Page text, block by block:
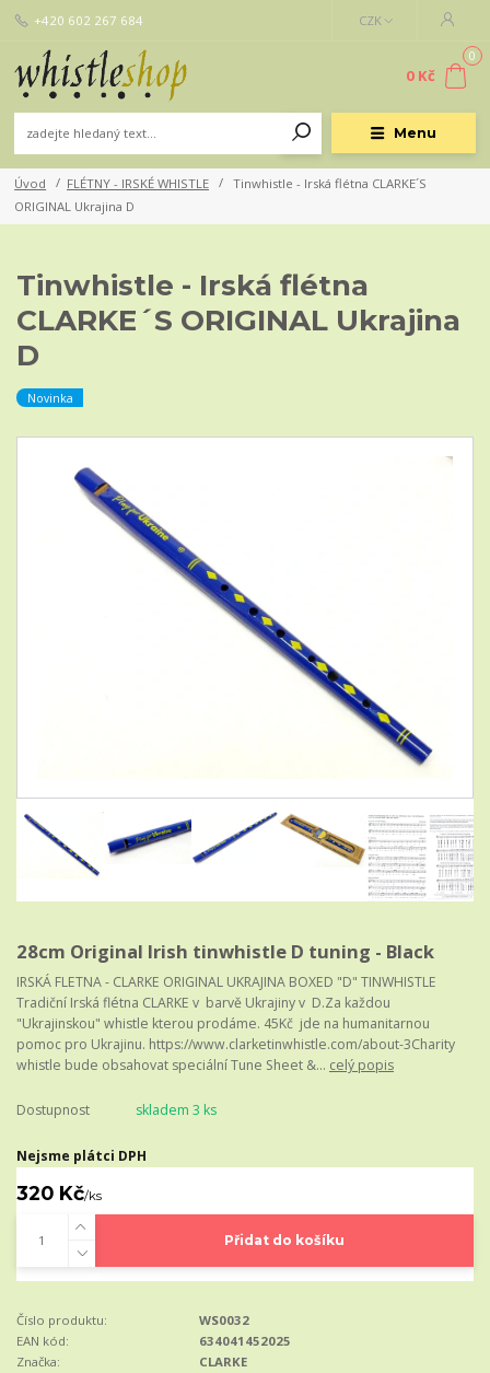
Menu
CZK
+420 602 267 684
0
0 Kč
Úvod FLÉTNY - IRSKÉ WHISTLE
Tinwhistle - Irská flétna CLARKE´S
ORIGINAL Ukrajina D
Tinwhistle - Irská flétna
CLARKE´S ORIGINAL Ukrajina
D
Novinka
28cm Original Irish tinwhistle D tuning - Black
IRSKÁ FLETNA - CLARKE ORIGINAL UKRAJINA BOXED "D" TINWHISTLE
Tradiční Irská flétna CLARKE v barvě Ukrajiny v D.Za každou
"Ukrajinskou" whistle kterou prodáme. 45Kč jde na humanitarnou
pomoc pro Ukrajinu. https://www.clarketinwhistle.com/about-3Charity
whistle bude obsahovat speciální Tune Sheet &... celý popis
Dostupnost skladem 3 ks
Nejsme plátci DPH
320 Kč/ks
Přidat do košíku
Číslo produktu:
WS0032
EAN kód:
634041452025
Značka:
CLARKE